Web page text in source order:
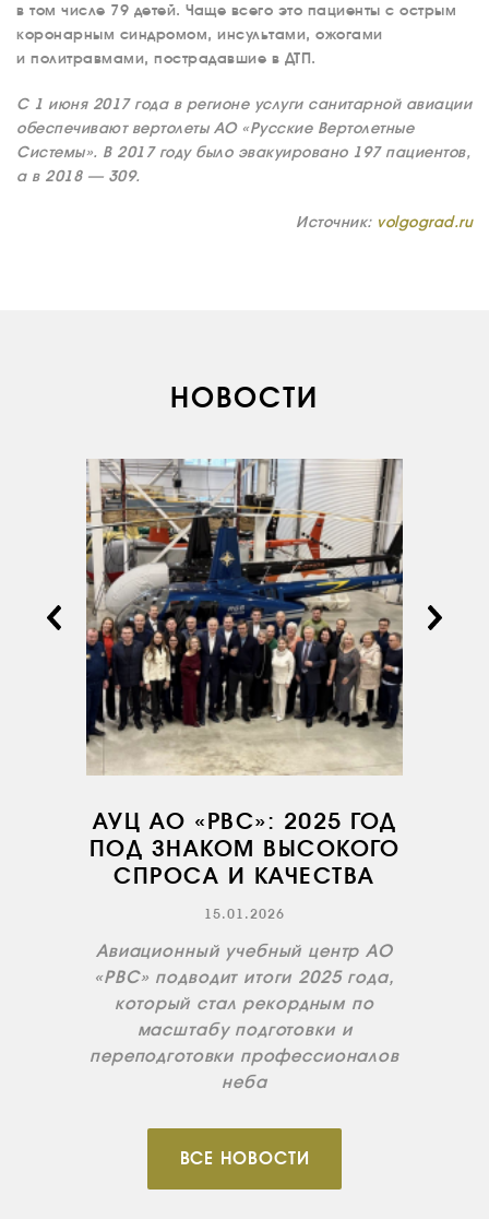
ВАКАНСИИ
ДОКУМЕНТЫ
ВНУТРЕННИЕ
СОУТ
ДОКУМЕНТЫ
КОМПАНИИ
НОВОСТИ
КОНТАКТЫ
в том числе 79 детей. Чаще всего это пациенты с острым
коронарным синдромом, инсультами, ожогами
и политравмами, пострадавшие в ДТП.
С 1 июня 2017 года в регионе услуги санитарной авиации
обеспечивают вертолеты АО «Русские Вертолетные
Системы». В 2017 году было эвакуировано 197 пациентов,
а в 2018 — 309.
Источник: volgograd.ru
НОВОСТИ
АУЦ АО «РВС»: 2025 ГОД
ПОД ЗНАКОМ ВЫСОКОГО
СПРОСА И КАЧЕСТВА
15.01.2026
Авиационный учебный центр АО
«РВС» подводит итоги 2025 года,
который стал рекордным по
масштабу подготовки и
переподготовки профессионалов
неба
ВСЕ НОВОСТИ